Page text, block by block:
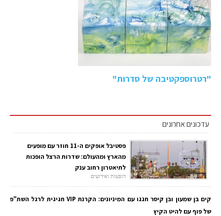
"רטרוספקטיבה של סדרות"
עדכונים אחרונים
פסטיבל אופקים ה-11 חוזר עם מופעים
מהארץ ומהעולם: שדרות הרצל הופכות
לתיאטרון רחוב ענק
הופעות ואירועים
קים בן שמעון ובן קיסר חגגו עם המיניונים: הקרנת VIP חגיגית לרגל השת"פ
של פוף עם להיט הקיץ